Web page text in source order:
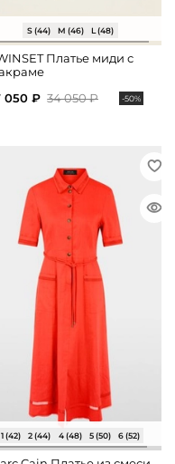
S (44) M (46) L (48)
Платье миди с
050 ₽ 34 050 ₽ -50%
1 (42) 2 (44) 4 (48) 5 (50) 6 (52)